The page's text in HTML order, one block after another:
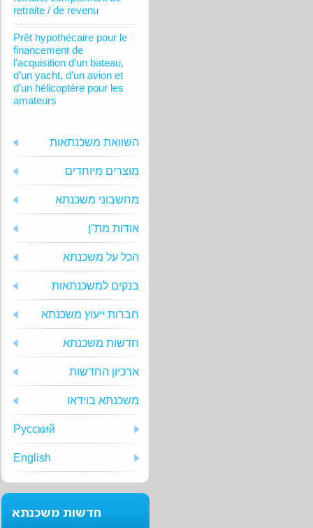
retraite / de revenu
Prêt hypothécaire pour le
financement de
l’acquisition d’un bateau,
d’un yacht, d’un avion et
d’un hélicoptère pour les
amateurs
השוואת משכנתאות
מוצרים מיוחדים
מחשבוני משכנתא
אודות מת”ן
הכל על משכנתא
בנקים למשכנתאות
חברות ייעוץ משכנתא
חדשות משכנתא
ארכיון החדשות
משכנתא בוידאו
Русский
English
חדשות משכנתא